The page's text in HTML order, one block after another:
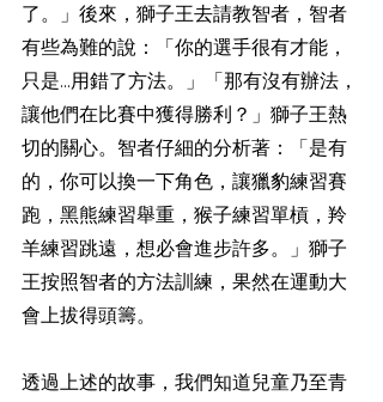
了。」後來，獅子王去請教智者，智者
有些為難的說：「你的選手很有才能，
只是...用錯了方法。」「那有沒有辦法，
讓他們在比賽中獲得勝利？」獅子王熱
切的關心。智者仔細的分析著：「是有
的，你可以換一下角色，讓獵豹練習賽
跑，黑熊練習舉重，猴子練習單槓，羚
羊練習跳遠，想必會進步許多。」獅子
王按照智者的方法訓練，果然在運動大
會上拔得頭籌。
透過上述的故事，我們知道兒童乃至青